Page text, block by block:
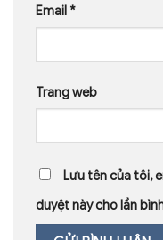
Email *
Trang web
Lưu tên của tôi,
duyệt này cho lần